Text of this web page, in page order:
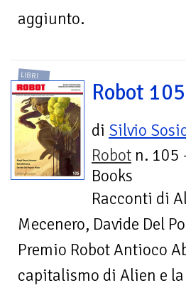
aggiunto.
LIBRI
Robot 105
di Silvio
Robot n. 105
Books
Racconti di
Mecenero, Davide Del
Premio Robot Antioco
capitalismo di Alien e